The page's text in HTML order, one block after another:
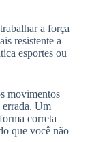
a força
resistente a
esportes ou
movimentos
Um
correta
que você não